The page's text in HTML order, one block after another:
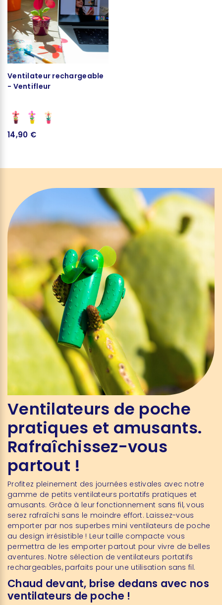
Ventilateur rechargeable
- Ventifleur
14,90 €
Ventilateurs de poche
pratiques et amusants.
Rafraîchissez-vous
partout !
Profitez pleinement des journées estivales avec notre
gamme de petits ventilateurs portatifs pratiques et
amusants. Grâce à leur fonctionnement sans fil, vous
serez rafraîchi sans le moindre effort. Laissez-vous
emporter par nos superbes mini ventilateurs de poche
au design irrésistible ! Leur taille compacte vous
permettra de les emporter partout pour vivre de belles
aventures. Notre sélection de ventilateurs portatifs
rechargeables, parfaits pour une utilisation sans fil.
Chaud devant, brise dedans avec nos
ventilateurs de poche !